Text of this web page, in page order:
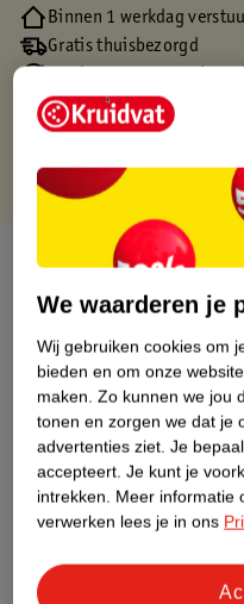
Binnen 1 werkdag
Gratis thuisbezorgd
Gratis punten met je
Over dit product
Productinformatie
Nature Impact Score
Dit
Meer
Bestel &
We waarderen je
Wij gebruiken cookies om
bieden en om onze
maken. Zo kunnen we jou
tonen en zorgen we dat je
advertenties ziet. Je
accepteert. Je kunt je
intrekken. Meer informatie
verwerken lees je in ons